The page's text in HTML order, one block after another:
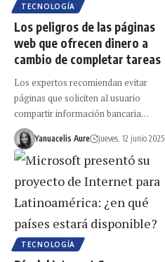
TECNOLOGÍA
Los peligros de las páginas
web que ofrecen dinero a
cambio de completar tareas
Los expertos recomiendan evitar
páginas que soliciten al usuario
compartir información bancaria…
Yanuacelis Aure jueves, 12 junio 2025
TECNOLOGÍA